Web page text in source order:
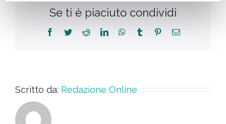
Se ti è piaciuto condividi
Scritto da: Redazione Online